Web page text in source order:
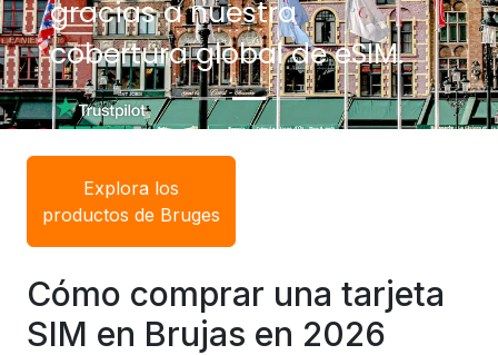
gracias a nuestra
cobertura global de eSIM.
gracias a nuestra
cobertura global de eSIM.
Explora los
productos de Bruges
Cómo comprar una tarjeta
SIM en Brujas en 2026